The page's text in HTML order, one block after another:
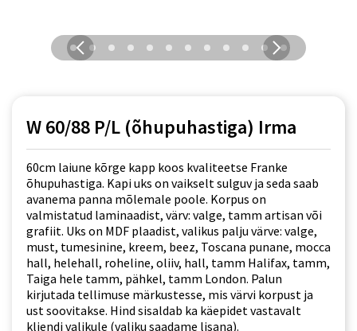
W 60/88 P/L (õhupuhastiga) Irma
60cm laiune kõrge kapp koos kvaliteetse Franke
õhupuhastiga. Kapi uks on vaikselt sulguv ja seda saab
avanema panna mõlemale poole. Korpus on
valmistatud laminaadist, värv: valge, tamm artisan või
grafiit. Uks on MDF plaadist, valikus palju värve: valge,
must, tumesinine, kreem, beez, Toscana punane, mocca
hall, helehall, roheline, oliiv, hall, tamm Halifax, tamm,
Taiga hele tamm, pähkel, tamm London. Palun
kirjutada tellimuse märkustesse, mis värvi korpust ja
ust soovitakse. Hind sisaldab ka käepidet vastavalt
kliendi valikule (valiku saadame lisana).